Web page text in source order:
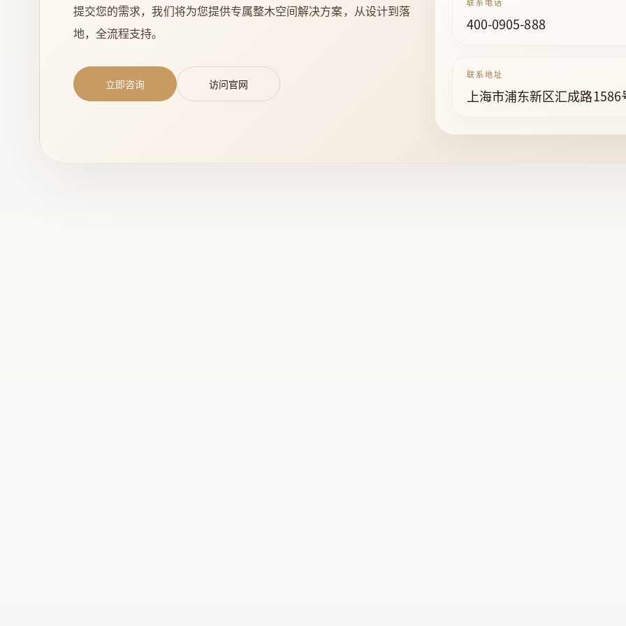
提交您的需求，我们将为您提供专属整木空间解决方案，从设计到落
地，全流程支持。
立即咨询 访问官网
联系电话
400-0905-888
联系地址
上海市浦东新区汇成路1586